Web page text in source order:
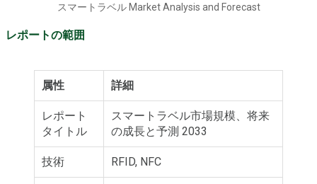
スマートラベル Market Analysis and Forecast
レポートの範囲
属性 詳細
レポート
タイトル
スマートラベル市場規模、将来
の成長と予測 2033
技術 RFID, NFC